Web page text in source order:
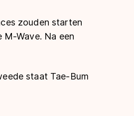
zouden starten
Wave. Na een
staat Tae-Bum